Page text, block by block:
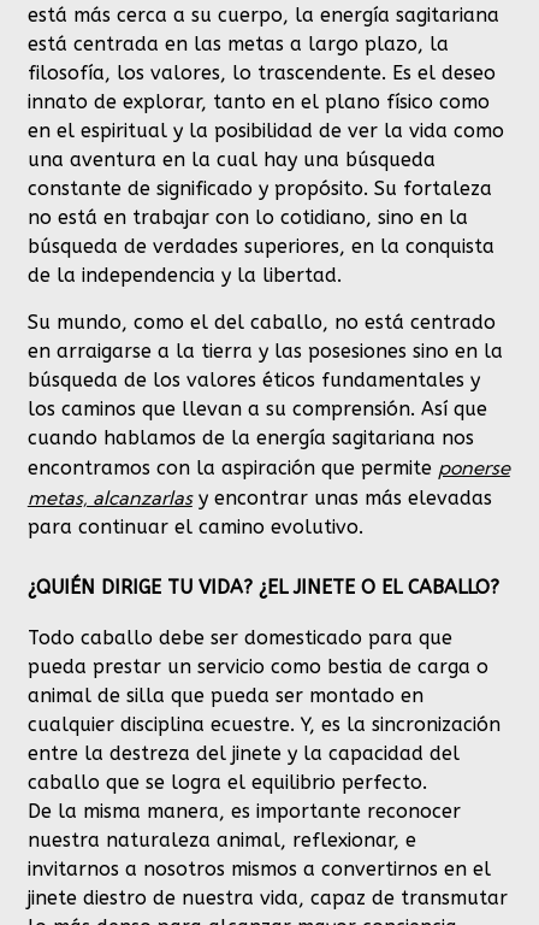
está más cerca a su cuerpo, la energía sagitariana
está centrada en las metas a largo plazo, la
filosofía, los valores, lo trascendente. Es el deseo
innato de explorar, tanto en el plano físico como
en el espiritual y la posibilidad de ver la vida como
una aventura en la cual hay una búsqueda
constante de significado y propósito. Su fortaleza
no está en trabajar con lo cotidiano, sino en la
búsqueda de verdades superiores, en la conquista
de la independencia y la libertad.
Su mundo, como el del caballo, no está centrado
en arraigarse a la tierra y las posesiones sino en la
búsqueda de los valores éticos fundamentales y
los caminos que llevan a su comprensión. Así que
cuando hablamos de la energía sagitariana nos
encontramos con la aspiración que permite ponerse
metas, alcanzarlasy encontrar unas más elevadas
para continuar el camino evolutivo.
¿QUIÉN DIRIGE TU VIDA? ¿EL JINETE O EL CABALLO?
Todo caballo debe ser domesticado para que
pueda prestar un servicio como bestia de carga o
animal de silla que pueda ser montado en
cualquier disciplina ecuestre. Y, es la sincronización
entre la destreza del jinete y la capacidad del
caballo que se logra el equilibrio perfecto.
De la misma manera, es importante reconocer
nuestra naturaleza animal, reflexionar, e
invitarnos a nosotros mismos a convertirnos en el
jinete diestro de nuestra vida, capaz de transmutar